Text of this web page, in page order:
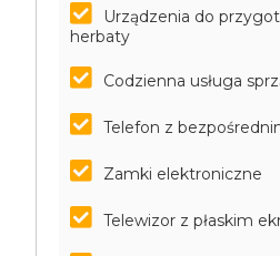
Urządzenia do
herbaty
Codzienna usługa
Telefon z
Zamki elektroniczne
Telewizor z płaskim